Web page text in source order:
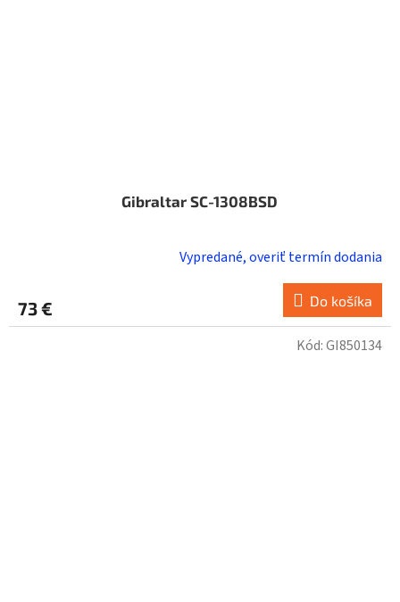
Gibraltar SC-1308BSD
Vypredané, overiť termín dodania
73 € Do košíka
Kód:GI850134